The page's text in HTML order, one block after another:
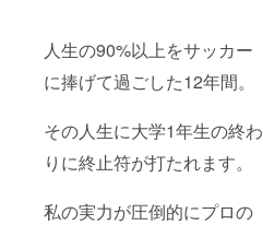
人生の90%以上をサッカー
に捧げて過ごした12年間。
その人生に大学1年生の終わ
りに終止符が打たれます。
私の実力が圧倒的にプロの